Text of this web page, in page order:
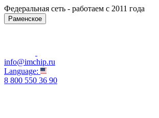
Федеральная сеть - работаем с 2011 года
Раменское
info@imchip.ru
Language:
8 800 550 36 90